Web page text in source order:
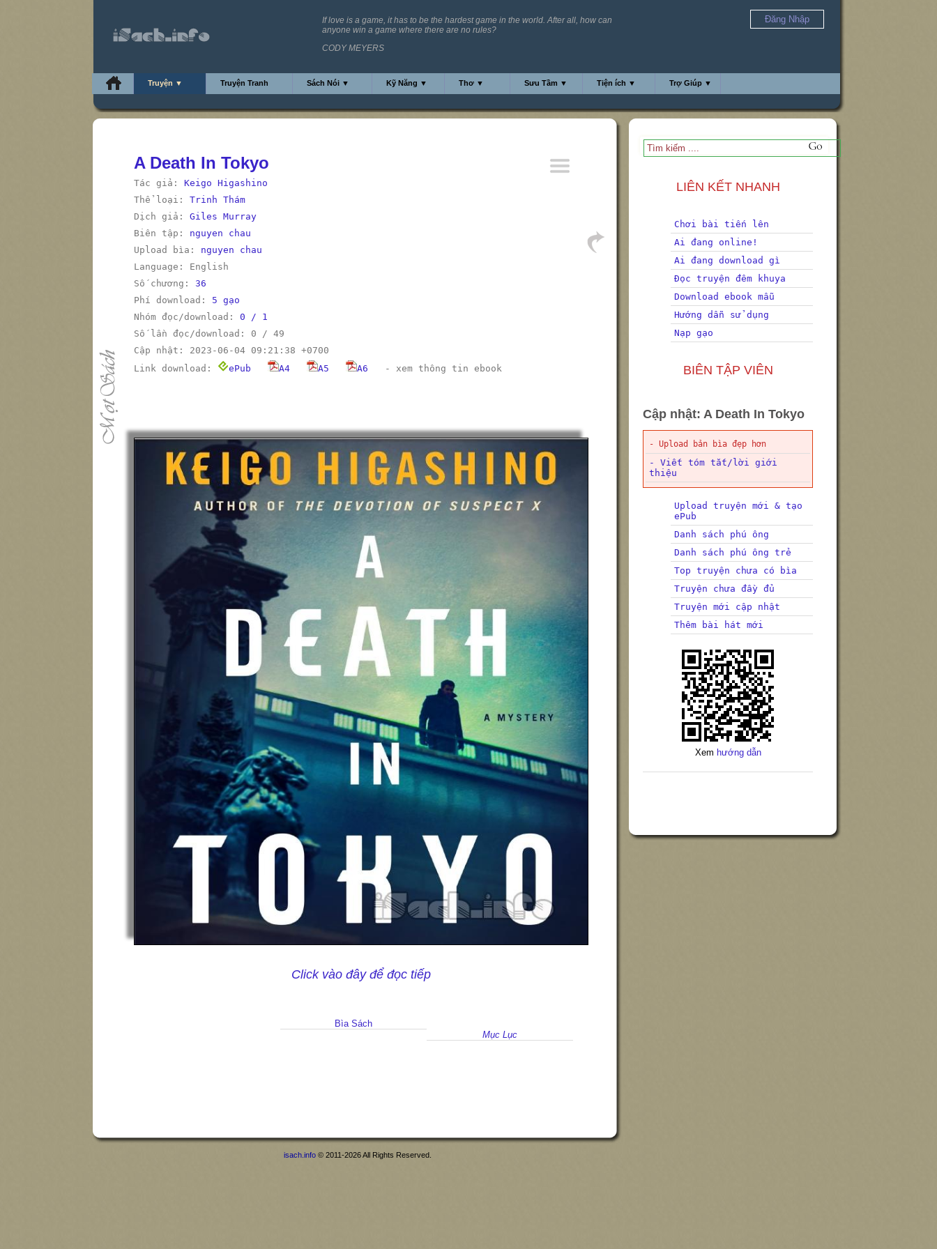
If love is a game, it has to be the hardest game in the world. After all, how can
anyone win a game where there are no rules?
CODY MEYERS
Đăng Nhập
Truyện ▼ Truyện Tranh Sách Nói ▼ Kỹ Năng ▼ Thơ ▼ Sưu Tầm ▼ Tiện ích ▼ Trợ Giúp ▼
LIÊN KẾT NHANH
Chơi bài tiến lên
Ai đang online!
Ai đang download gì
Đọc truyện đêm khuya
Download ebook mẫu
Hướng dẫn sử dụng
Nạp gạo
BIÊN TẬP VIÊN
Cập nhật: A Death In Tokyo
- Upload bản bìa đẹp hơn
- Viết tóm tắt/lời giới
thiệu
Upload truyện mới & tạo
ePub
Danh sách phú ông
Danh sách phú ông trẻ
Top truyện chưa có bìa
Truyện chưa đầy đủ
Truyện mới cập nhật
Thêm bài hát mới
Xem hướng dẫn
A Death In Tokyo
Tác giả: Keigo Higashino
Thể loại: Trinh Thám
Dịch giả: Giles Murray
Biên tập: nguyen chau
Upload bìa: nguyen chau
Language: English
Số chương: 36
Phí download: 5 gạo
Nhóm đọc/download: 0 / 1
Số lần đọc/download: 0 / 49
Cập nhật: 2023-06-04 09:21:38 +0700
Link download:
ePub A4 A5 A6 - xem thông tin ebook
Click vào đây để đọc tiếp
Bìa Sách
Mục Lục
isach.info © 2011-2026 All Rights Reserved.